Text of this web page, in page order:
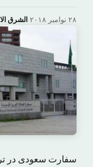
الشرق· ۲۸ نوامبر ۲۰۱۸
سفارت سعودی در